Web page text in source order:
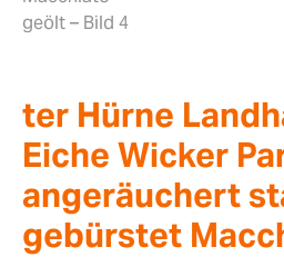
ter Hürne
Eiche Wicker
angeräuchert
gebürstet